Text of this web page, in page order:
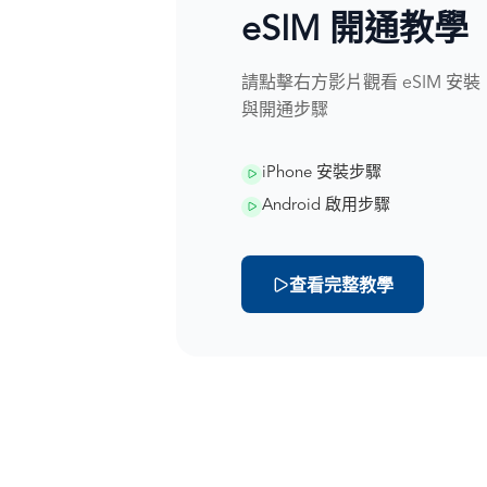
eSIM 開通教學
請點擊右方影片觀看 eSIM 安裝
與開通步驟
iPhone 安裝步驟
Android 啟用步驟
查看完整教學